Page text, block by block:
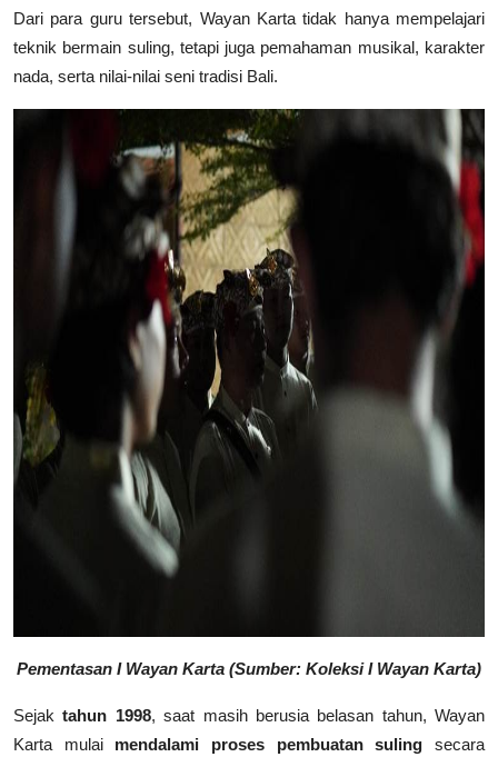
Dari para guru tersebut, Wayan Karta tidak hanya mempelajari
teknik bermain suling, tetapi juga pemahaman musikal, karakter
nada, serta nilai-nilai seni tradisi Bali.
Pementasan I Wayan Karta (Sumber: Koleksi I Wayan Karta)
Sejaktahun 1998, saat masih berusia belasan tahun, Wayan
Karta mulai mendalami proses pembuatan suling secara